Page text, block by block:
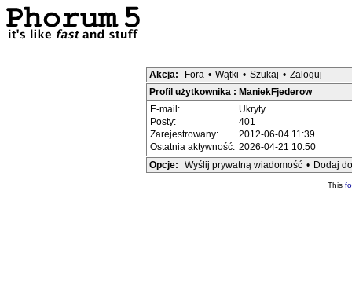
Akcja: Fora • Wątki • Szukaj • Zaloguj
Profil użytkownika : ManiekFjederow
E-mail:
Ukryty
Posty:
401
Zarejestrowany:
2012-06-04 11:39
Ostatnia aktywność: 2026-04-21 10:50
Opcje:
Wyślij prywatną wiadomość • Dodaj
This